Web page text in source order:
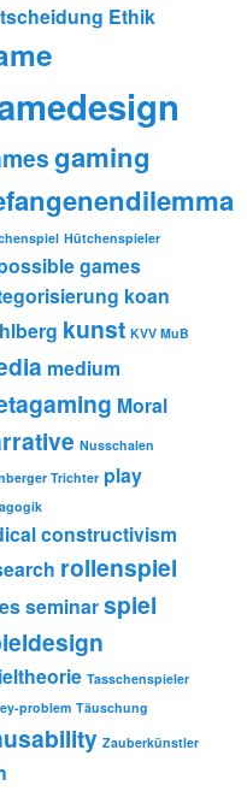
Ethik
gaming
Hütchenspieler
games
koan
kunst KVV MuB
medium
Moral
Nusschalen
Trichter play
constructivism
rollenspiel
seminarspiel
Tasschenspieler
problem Täuschung
Zauberkünstler